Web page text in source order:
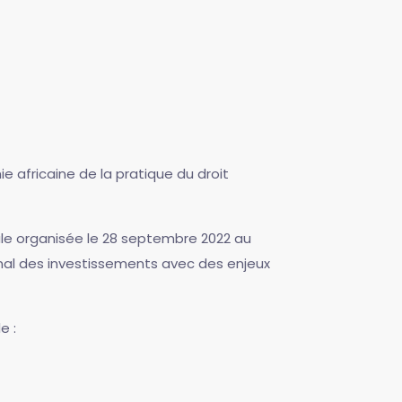
africaine de la pratique du droit
organisée le 28 septembre 2022 au
des investissements avec des enjeux
: